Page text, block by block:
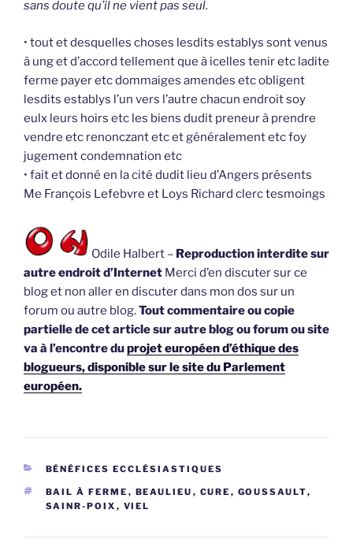
sans doute qu’il ne vient pas seul.
• tout et desquelles choses lesdits establys sont venus
à ung et d’accord tellement que à icelles tenir etc ladite
ferme payer etc dommaiges amendes etc obligent
lesdits establys l’un vers l’autre chacun endroit soy
eulx leurs hoirs etc les biens dudit preneur à prendre
vendre etc renonczant etc et généralement etc foy
jugement condemnation etc
• fait et donné en la cité dudit lieu d’Angers présents
Me François Lefebvre et Loys Richard clerc tesmoings
Odile Halbert – Reproduction interdite sur
autre endroit d’Internet Merci d’en discuter sur ce
blog et non aller en discuter dans mon dos sur un
forum ou autre blog.Tout commentaire ou copie
partielle de cet article sur autre blog ou forum ou site
va à l’encontre duprojet européen d’éthique des
blogueurs, disponible sur le site du Parlement
européen.
CATÉGORIES
BÉNÉFICES ECCLÉSIASTIQUES
ÉTIQUETTES
BAIL À FERME , BEAULIEU , CURE , GOUSSAULT,
SAINR-POIX , VIEL